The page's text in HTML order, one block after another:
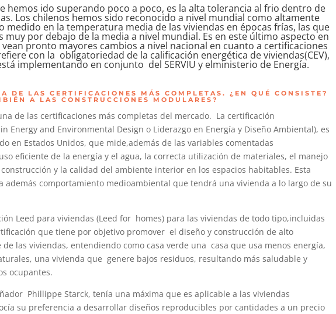
hemos ido superando poco a poco, es la alta tolerancia al frio dentro de
Los chilenos hemos sido reconocido a nivel mundial como altamente
medido en la temperatura media de las viviendas en épocas frías, las que
muy por debajo de la media a nivel mundial. Es en este último aspecto en
pronto mayores cambios a nivel nacional en cuanto a certificaciones
con la obligatoriedad de la calificación energética de viviendas(CEV),
implementando en conjunto del SERVIU y elministerio de Energía.
DE LAS CERTIFICACIONES MÁS COMPLETAS. ¿EN QUÉ CONSISTE?
A LAS CONSTRUCCIONES MODULARES?
de las certificaciones más completas del mercado. La certificación
Energy and Environmental Design o Liderazgo en Energía y Diseño Ambiental), es
en Estados Unidos, que mide,además de las variables comentadas
eficiente de la energía y el agua, la correcta utilización de materiales, el manejo
y la calidad del ambiente interior en los espacios habitables. Esta
además comportamiento medioambiental que tendrá una vivienda a lo largo de su
Leed para viviendas (Leed for homes) para las viviendas de todo tipo,incluidas
que tiene por objetivo promover el diseño y construcción de alto
las viviendas, entendiendo como casa verde una casa que usa menos energía,
una vivienda que genere bajos residuos, resultando más saludable y
ocupantes.
Phillippe Starck, tenía una máxima que es aplicable a las viviendas
su preferencia a desarrollar diseños reproducibles por cantidades a un precio